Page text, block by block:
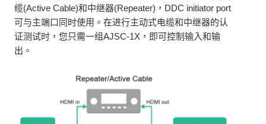
缆(Active Cable)和中继器(Repeater)，DDC initiator port
可与主端口同时使用。在进行主动式电缆和中继器的认
证测试时，您只需一组AJSC-1X，即可控制输入和输
出。